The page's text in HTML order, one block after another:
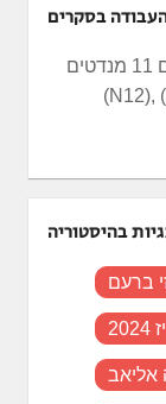
בסקרים
, העבודה-מרצ עם 11 מנדטים
בהיסטוריה
ברעם
אליאב